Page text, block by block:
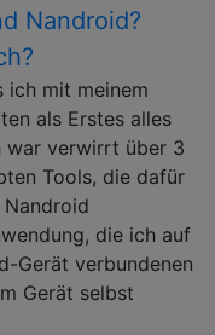
Nandroid?
ich mit meinem
als Erstes alles
war verwirrt über 3
Tools, die dafür
die ich auf
Gerät verbundenen
Gerät selbst